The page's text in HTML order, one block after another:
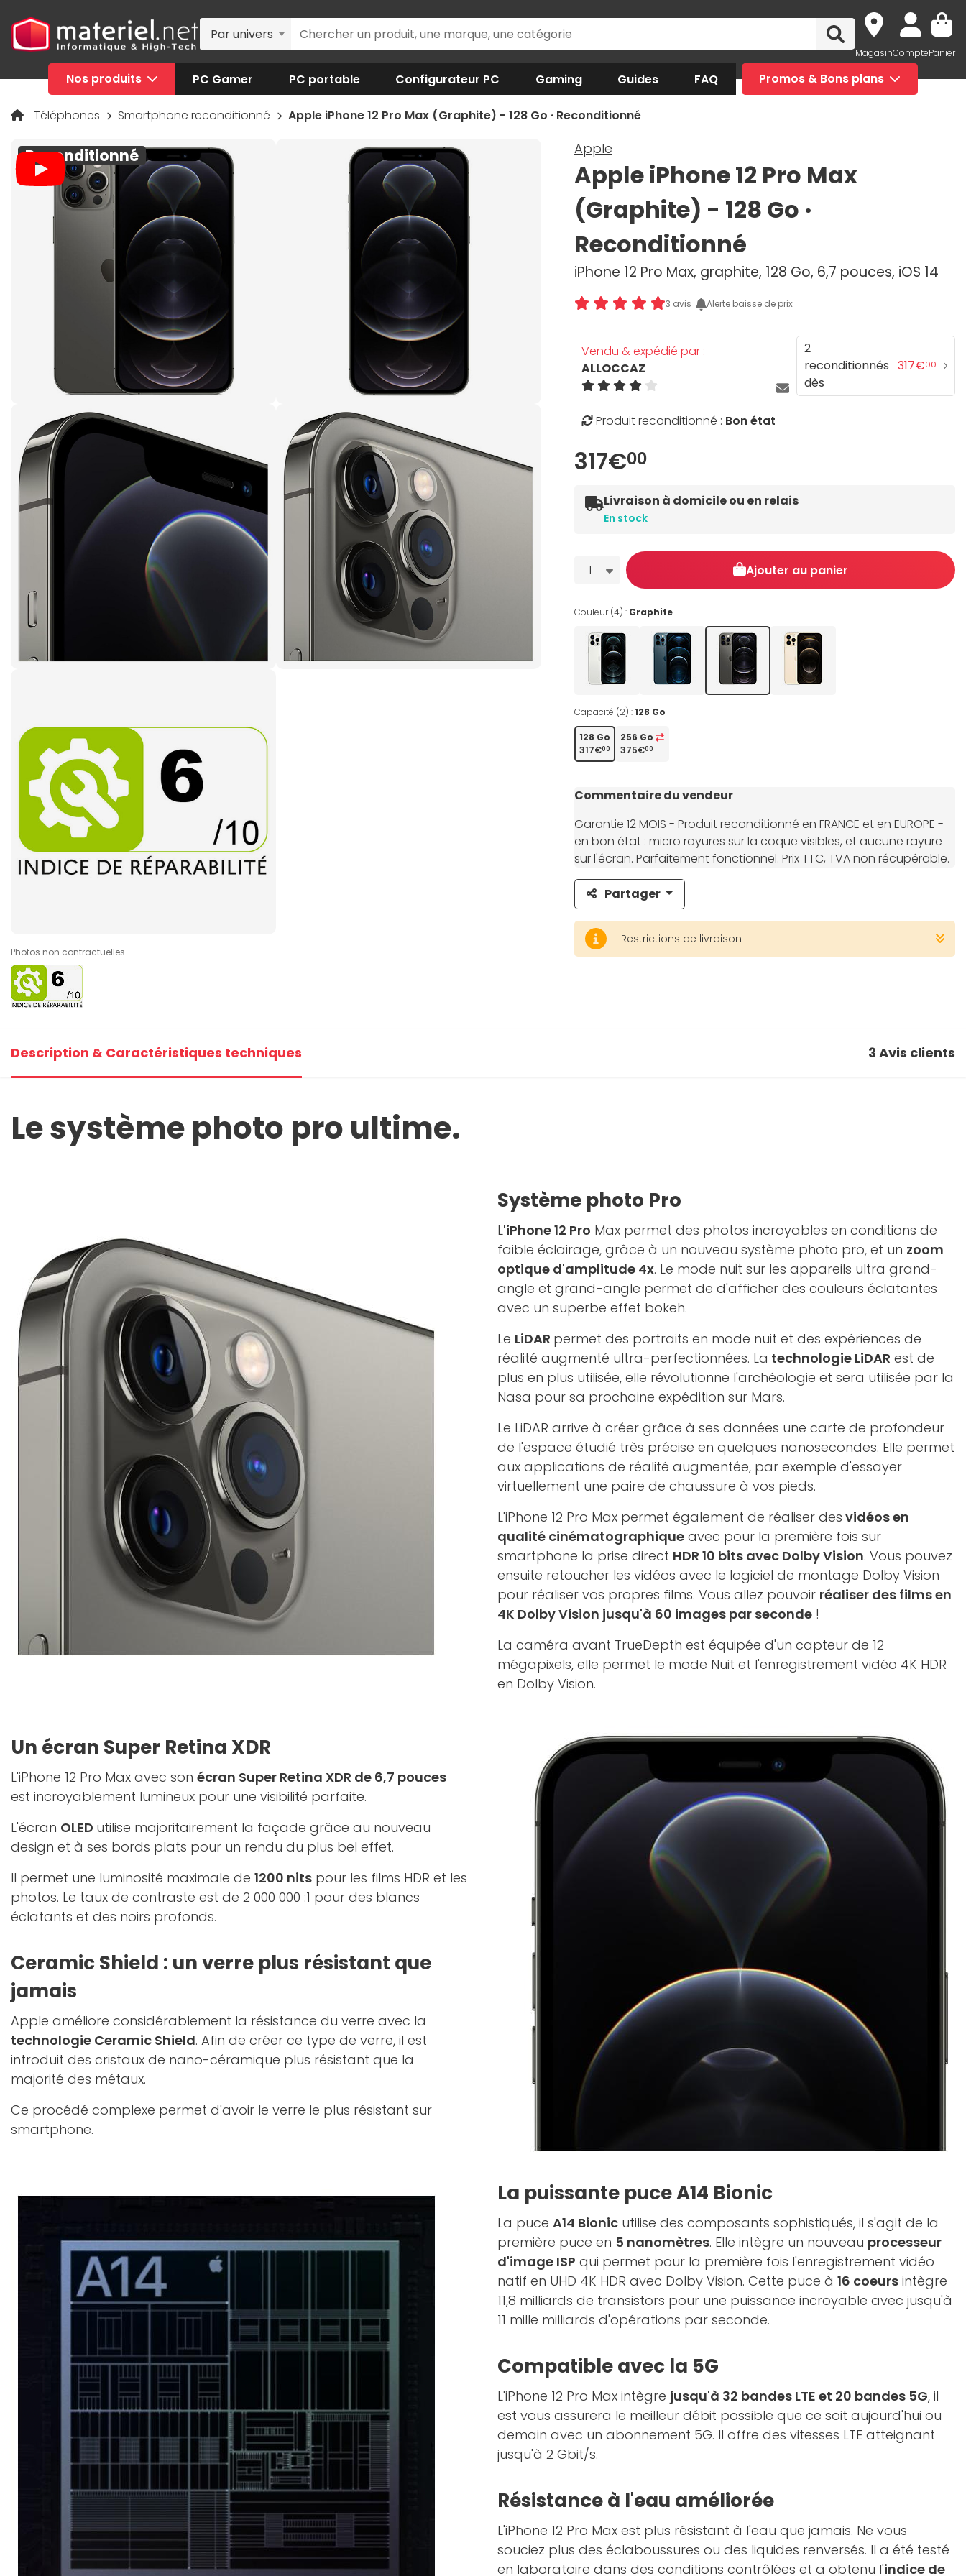
Par univers
MagasinComptePanier
Nos produits PC Gamer PC portable Configurateur PC Gaming Guides FAQ Promos & Bons plans
Téléphones Smartphone reconditionné Apple iPhone 12 Pro Max (Graphite) - 128 Go · Reconditionné
Reconditionné
Photos non contractuelles
Apple
Apple iPhone 12 Pro Max
(Graphite) - 128 Go ·
Reconditionné
iPhone 12 Pro Max, graphite, 128 Go, 6,7 pouces, iOS 14
3 avis Alerte baisse de prix
Vendu & expédié par :
ALLOCCAZ
Produit reconditionné : Bon état
2
reconditionnés
dès
317€00
317€00
Livraison à domicile ou en relais
En stock
Quantité
1 Ajouter au panier
Couleur (4) : Graphite
Capacité (2) :128 Go
128 Go
317€00
256 Go
375€00
Commentaire du vendeur
Garantie 12 MOIS - Produit reconditionné en FRANCE et en EUROPE -
en bon état : micro rayures sur la coque visibles, et aucune rayure
sur l'écran. Parfaitement fonctionnel. Prix TTC, TVA non récupérable.
Partager
Restrictions de livraison
Description & Caractéristiques techniques 3 Avis clients
Le système photo pro ultime.
Système photo Pro
L'iPhone 12 Pro Max permet des photos incroyables en conditions de
faible éclairage, grâce à un nouveau système photo pro, et un zoom
optique d'amplitude 4x. Le mode nuit sur les appareils ultra grand-
angle et grand-angle permet de d'afficher des couleurs éclatantes
avec un superbe effet bokeh.
Le LiDAR permet des portraits en mode nuit et des expériences de
réalité augmenté ultra-perfectionnées. La technologie LiDAR est de
plus en plus utilisée, elle révolutionne l'archéologie et sera utilisée par la
Nasa pour sa prochaine expédition sur Mars.
Le LiDAR arrive à créer grâce à ses données une carte de profondeur
de l'espace étudié très précise en quelques nanosecondes. Elle permet
aux applications de réalité augmentée, par exemple d'essayer
virtuellement une paire de chaussure à vos pieds.
L'iPhone 12 Pro Max permet également de réaliser des vidéos en
qualité cinématographique avec pour la première fois sur
smartphone la prise direct HDR 10 bits avec Dolby Vision. Vous pouvez
ensuite retoucher les vidéos avec le logiciel de montage Dolby Vision
pour réaliser vos propres films. Vous allez pouvoir réaliser des films en
4K Dolby Vision jusqu'à 60 images par seconde !
La caméra avant TrueDepth est équipée d'un capteur de 12
mégapixels, elle permet le mode Nuit et l'enregistrement vidéo 4K HDR
en Dolby Vision.
Un écran Super Retina XDR
L'iPhone 12 Pro Max avec son écran Super Retina XDR de 6,7 pouces
est incroyablement lumineux pour une visibilité parfaite.
L'écran OLED utilise majoritairement la façade grâce au nouveau
design et à ses bords plats pour un rendu du plus bel effet.
Il permet une luminosité maximale de 1200 nits pour les films HDR et les
photos. Le taux de contraste est de 2 000 000 :1 pour des blancs
éclatants et des noirs profonds.
Ceramic Shield : un verre plus résistant que
jamais
Apple améliore considérablement la résistance du verre avec la
technologie Ceramic Shield. Afin de créer ce type de verre, il est
introduit des cristaux de nano-céramique plus résistant que la
majorité des métaux.
Ce procédé complexe permet d'avoir le verre le plus résistant sur
smartphone.
La puissante puce A14 Bionic
La puce A14 Bionic utilise des composants sophistiqués, il s'agit de la
première puce en 5 nanomètres. Elle intègre un nouveau processeur
d'image ISP qui permet pour la première fois l'enregistrement vidéo
natif en UHD 4K HDR avec Dolby Vision. Cette puce à 16 coeurs intègre
11,8 milliards de transistors pour une puissance incroyable avec jusqu'à
11 mille milliards d'opérations par seconde.
Compatible avec la 5G
L'iPhone 12 Pro Max intègre jusqu'à 32 bandes LTE et 20 bandes 5G, il
est vous assurera le meilleur débit possible que ce soit aujourd'hui ou
demain avec un abonnement 5G. Il offre des vitesses LTE atteignant
jusqu'à 2 Gbit/s.
Résistance à l'eau améliorée
L'iPhone 12 Pro Max est plus résistant à l'eau que jamais. Ne vous
souciez plus des éclaboussures ou des liquides renversés. Il a été testé
en laboratoire dans des conditions contrôlées et a obtenu l'indice de